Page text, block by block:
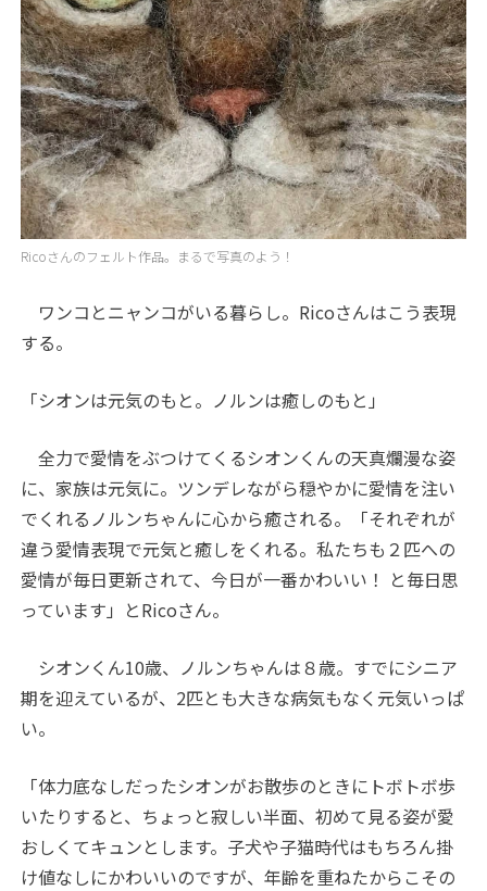
Ricoさんのフェルト作品。まるで写真のよう！
ワンコとニャンコがいる暮らし。Ricoさんはこう表現
する。
「シオンは元気のもと。ノルンは癒しのもと」
全力で愛情をぶつけてくるシオンくんの天真爛漫な姿
に、家族は元気に。ツンデレながら穏やかに愛情を注い
でくれるノルンちゃんに心から癒される。「それぞれが
違う愛情表現で元気と癒しをくれる。私たちも２匹への
愛情が毎日更新されて、今日が一番かわいい！ と毎日思
っています」とRicoさん。
シオンくん10歳、ノルンちゃんは８歳。すでにシニア
期を迎えているが、2匹とも大きな病気もなく元気いっぱ
い。
「体力底なしだったシオンがお散歩のときにトボトボ歩
いたりすると、ちょっと寂しい半面、初めて見る姿が愛
おしくてキュンとします。子犬や子猫時代はもちろん掛
け値なしにかわいいのですが、年齢を重ねたからこその